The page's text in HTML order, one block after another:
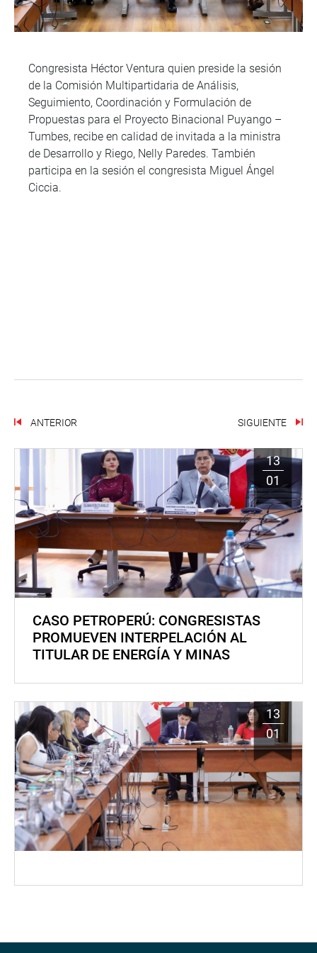
Congresista Héctor Ventura quien preside la sesión
de la Comisión Multipartidaria de Análisis,
Seguimiento, Coordinación y Formulación de
Propuestas para el Proyecto Binacional Puyango –
Tumbes, recibe en calidad de invitada a la ministra
de Desarrollo y Riego, Nelly Paredes. También
participa en la sesión el congresista Miguel Ángel
Ciccia.
ANTERIOR SIGUIENTE
13
01
CASO PETROPERÚ: CONGRESISTAS
PROMUEVEN INTERPELACIÓN AL
TITULAR DE ENERGÍA Y MINAS
13
01